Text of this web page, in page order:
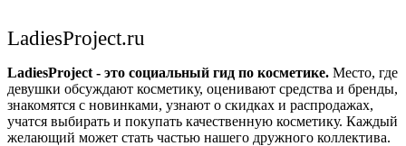
LadiesProject.ru
LadiesProject - это социальный гид по косметике. Место, где
девушки обсуждают косметику, оценивают средства и бренды,
знакомятся с новинками, узнают о скидках и распродажах,
учатся выбирать и покупать качественную косметику. Каждый
желающий может стать частью нашего дружного коллектива.